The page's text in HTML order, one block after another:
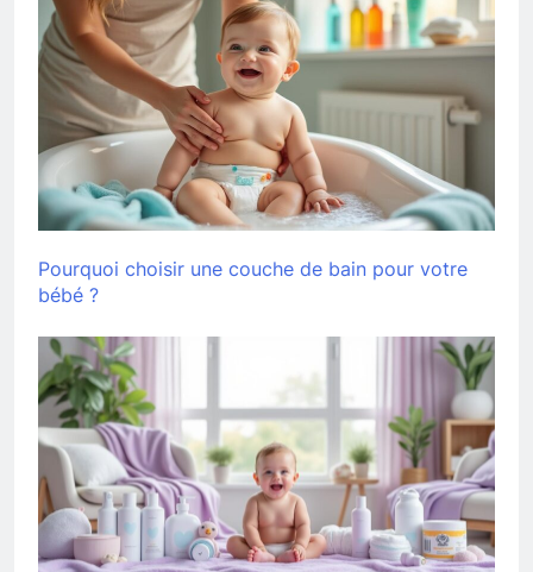
Pourquoi choisir une couche de bain pour votre
bébé ?